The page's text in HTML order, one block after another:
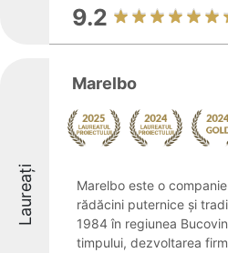
9.2
Laureați
Marelbo
Marelbo este o
rădăcini puternice și
1984 în regiunea
timpului, dezvoltarea